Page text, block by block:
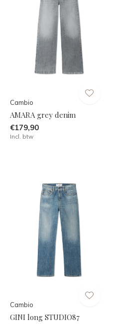
Cambio
AMARA grey denim
€179,90
Incl. btw
Cambio
GINI long STUDIO87